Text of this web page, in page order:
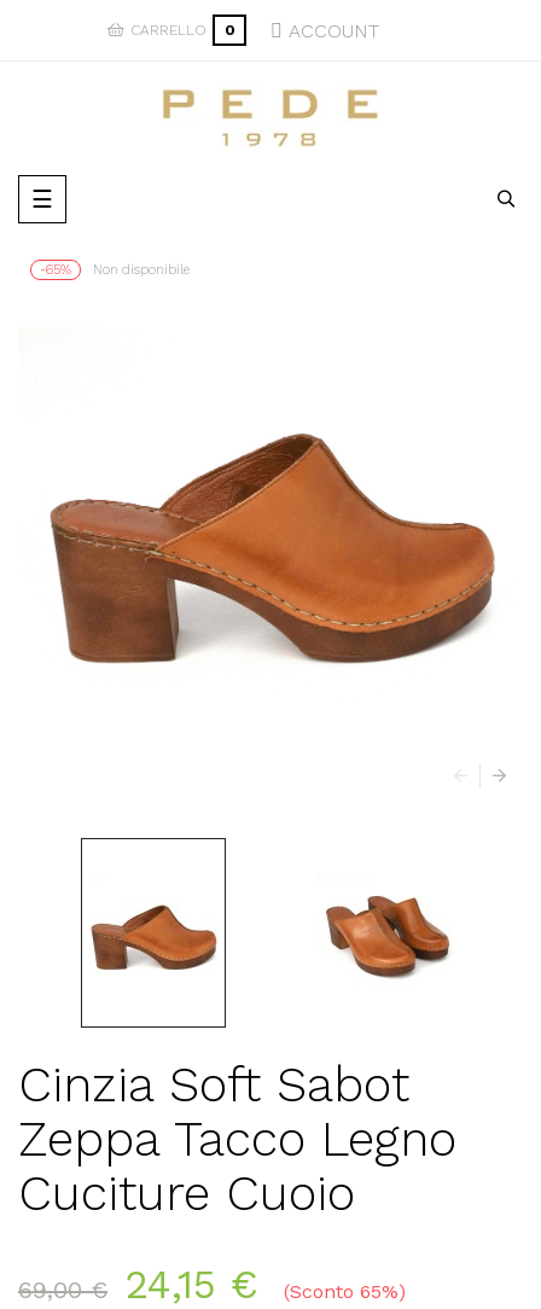
CARRELLO 0 ACCOUNT
navigazione
Toggle
☰
-65% Non disponibile
Cinzia Soft Sabot
Zeppa Tacco Legno
Cuciture Cuoio
69,00 € 24,15 € Sconto 65%